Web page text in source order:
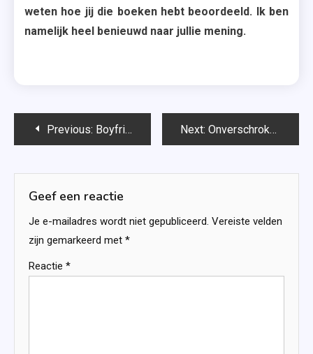
weten hoe jij die boeken hebt beoordeeld. Ik ben
namelijk heel benieuwd naar jullie mening.
Bericht
Previous: Boyfriend material – Alexis Hall Next: Onverschrokken (Flight & Glory #5) – Rebecca Yarros
Geef een reactie
Je e-mailadres wordt niet gepubliceerd. Vereiste velden
zijn gemarkeerd met *
Reactie *